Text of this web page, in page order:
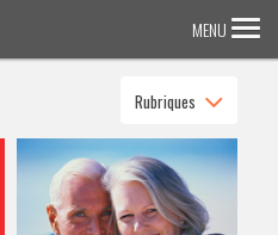
MENU
Rubriques